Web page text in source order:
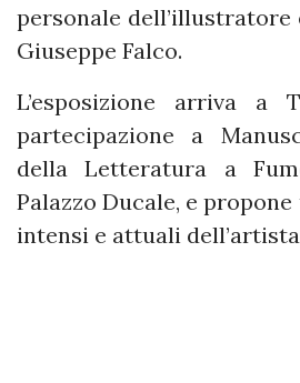
personale dell’illustratore
Giuseppe Falco.
L’esposizione arriva a
partecipazione a
della Letteratura a
Palazzo Ducale, e
intensi e attuali